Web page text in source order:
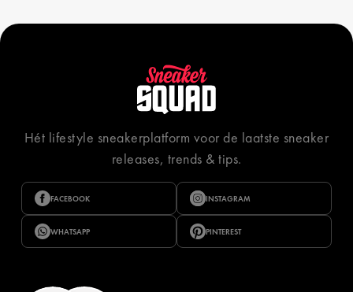
Hét lifestyle sneakerplatform voor de laatste sneaker
releases, trends & tips.
FACEBOOK INSTAGRAM
WHATSAPP PINTEREST